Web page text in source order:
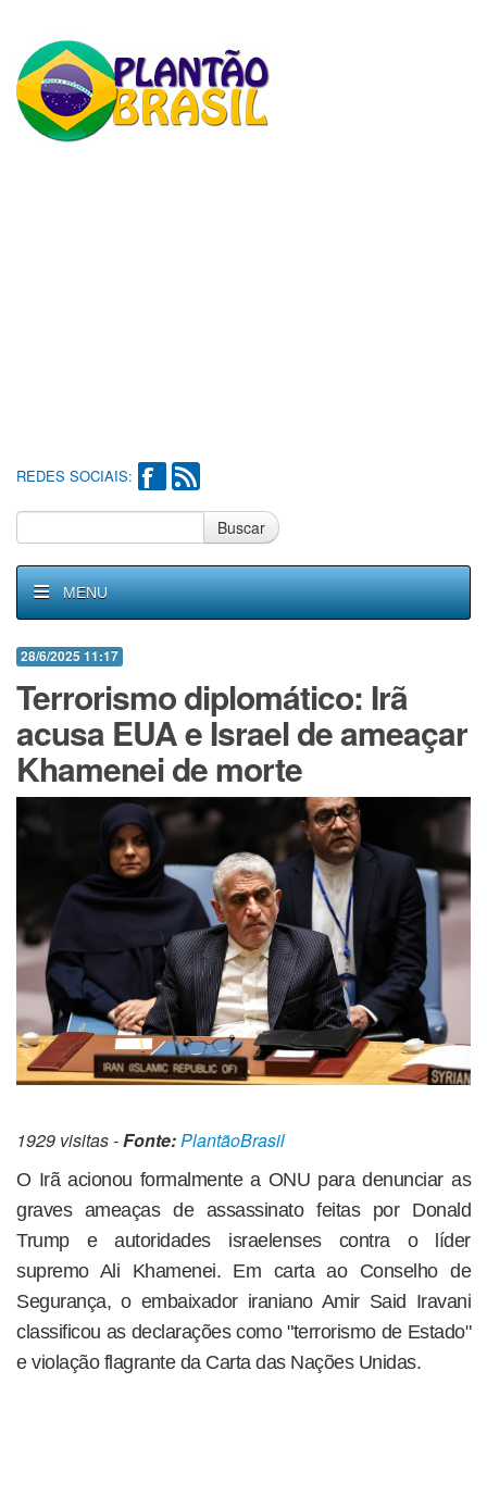
REDES SOCIAIS:
Buscar
MENU
28/6/2025 11:17
Terrorismo diplomático: Irã
acusa EUA e Israel de ameaçar
Khamenei de morte
1929 visitas -Fonte:PlantãoBrasil
O Irã acionou formalmente a ONU para denunciar as
graves ameaças de assassinato feitas por Donald
Trump e autoridades israelenses contra o líder
supremo Ali Khamenei. Em carta ao Conselho de
Segurança, o embaixador iraniano Amir Said Iravani
classificou as declarações como "terrorismo de Estado"
e violação flagrante da Carta das Nações Unidas.